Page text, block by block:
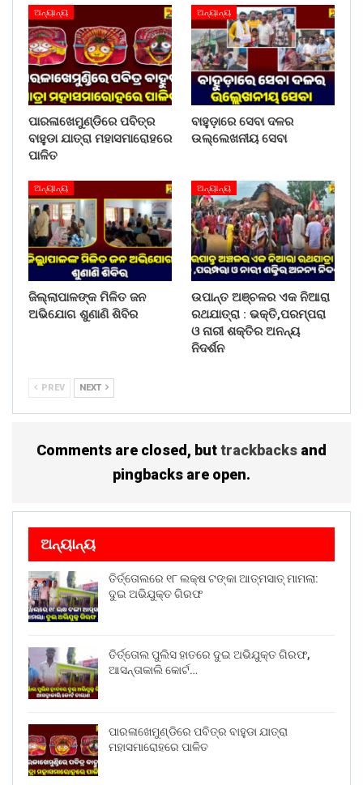
ଅନ୍ୟାନ୍ୟ
ପାରଳାଖେମୁଣ୍ଡିରେ ପବିତ୍ର
ବାହୁଡା ଯାତ୍ରା ମହାସମାରୋହରେ
ପାଳିତ
ଅନ୍ୟାନ୍ୟ
ବାହୁଡ଼ାରେ ସେବା ଦଳର
ଉଲ୍ଲେଖନୀୟ ସେବା
ଅନ୍ୟାନ୍ୟ
ଜିଲ୍ଲାପାଳଙ୍କ ମିଳିତ ଜନ
ଅଭିଯୋଗ ଶୁଣାଣି ଶିବିର
ଅନ୍ୟାନ୍ୟ
ଉପାନ୍ତ ଅଞ୍ଚଳର ଏକ ନିଆରା
ରଥଯାତ୍ରା : ଭକ୍ତି,ପରମ୍ପରା
ଓ ନାରୀ ଶକ୍ତିର ଅନନ୍ୟ
ନିଦର୍ଶନ
PREV NEXT
Comments are closed, buttrackbacks and
pingbacks are open.
ଅନ୍ୟାନ୍ୟ
ତିର୍ତ୍ତୋଲରେ ୧୮ ଲକ୍ଷ ଟଙ୍କା ଆତ୍ମସାତ୍ ମାମଲା:
ଦୁଇ ଅଭିଯୁକ୍ତ ଗିରଫ
ତିର୍ତ୍ତୋଲ ପୁଲିସ ହାତରେ ଦୁଇ ଅଭିଯୁକ୍ତ ଗିରଫ,
ଆସନ୍ତାକାଲି କୋର୍ଟ…
ପାରଳାଖେମୁଣ୍ଡିରେ ପବିତ୍ର ବାହୁଡା ଯାତ୍ରା
ମହାସମାରୋହରେ ପାଳିତ